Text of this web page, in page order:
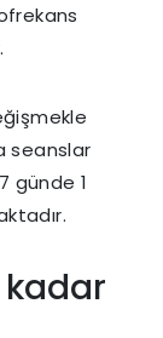
seanslar
günde 1
kadar